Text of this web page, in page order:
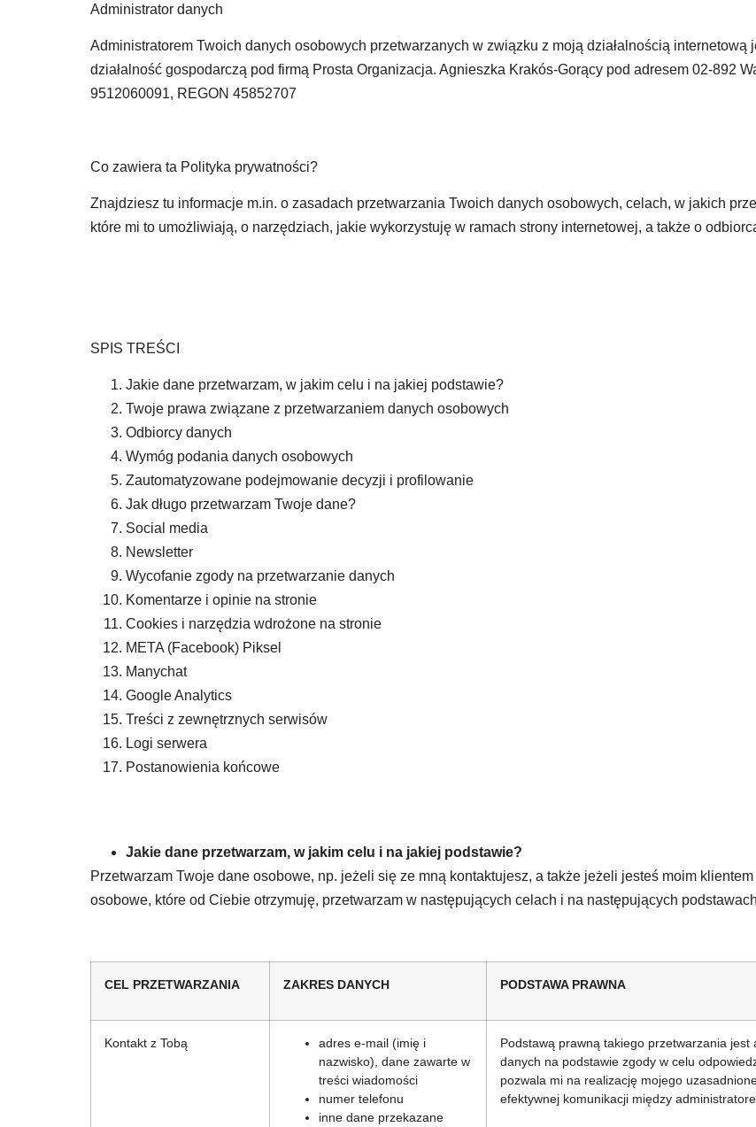
Administrator danych
Administratorem Twoich danych osobowych przetwarzanych w związku z moją działalnością
działalność gospodarczą pod firmą Prosta Organizacja. Agnieszka Krakós-Gorący pod adresem 02-892
9512060091, REGON 45852707
Co zawiera ta Polityka prywatności?
Znajdziesz tu informacje m.in. o zasadach przetwarzania Twoich danych osobowych, celach, w jakich
które mi to umożliwiają, o narzędziach, jakie wykorzystuję w ramach strony internetowej, a także o
SPIS TREŚCI
Jakie dane przetwarzam, w jakim celu i na jakiej podstawie?
Twoje prawa związane z przetwarzaniem danych osobowych
Odbiorcy danych
Wymóg podania danych osobowych
Zautomatyzowane podejmowanie decyzji i profilowanie
Jak długo przetwarzam Twoje dane?
Social media
Newsletter
Wycofanie zgody na przetwarzanie danych
Komentarze i opinie na stronie
Cookies i narzędzia wdrożone na stronie
META (Facebook) Piksel
Manychat
Google Analytics
Treści z zewnętrznych serwisów
Logi serwera
Postanowienia końcowe
Jakie dane przetwarzam, w jakim celu i na jakiej podstawie?
Przetwarzam Twoje dane osobowe, np. jeżeli się ze mną kontaktujesz, a także jeżeli jesteś moim
osobowe, które od Ciebie otrzymuję, przetwarzam w następujących celach i na następujących
CEL PRZETWARZANIA ZAKRES DANYCH PODSTAWA PRAWNA
Kontakt z Tobą
adres e-mail (imię i
nazwisko), dane zawarte w
treści wiadomości
numer telefonu
inne dane przekazane
Podstawą prawną takiego przetwarzania
danych na podstawie zgody w celu
pozwala mi na realizację mojego
efektywnej komunikacji między